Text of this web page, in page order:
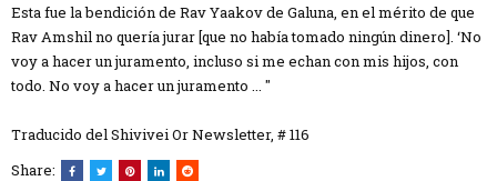
Esta fue la bendición de Rav Yaakov de Galuna, en el mérito de que
Rav Amshil no quería jurar [que no había tomado ningún dinero]. ‘No
voy a hacer un juramento, incluso si me echan con mis hijos, con
todo. No voy a hacer un juramento ... "
Traducido del Shivivei Or Newsletter, # 116
Share: